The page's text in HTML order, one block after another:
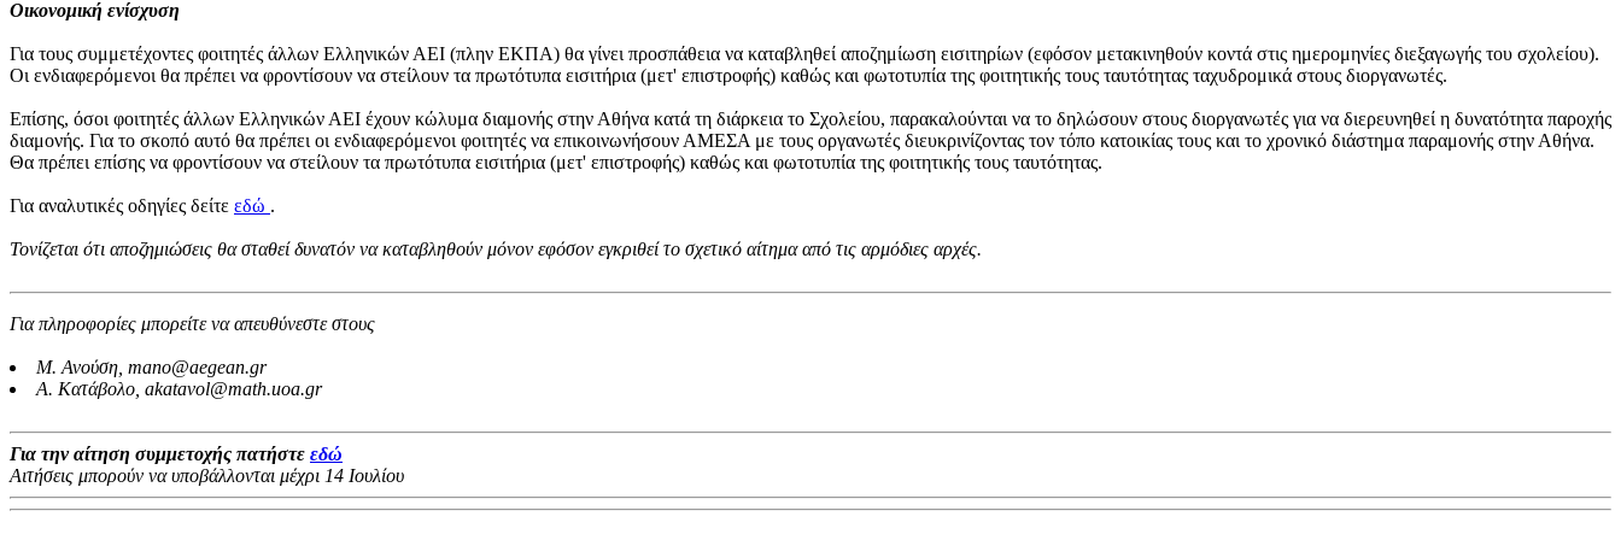
Οικονομική ενίσχυση
Για τους συμμετέχοντες φοιτητές άλλων Ελληνικών ΑΕΙ (πλην ΕΚΠΑ) θα γίνει προσπάθεια να καταβληθεί αποζημίωση εισιτηρίων (εφόσον μετακινηθούν κοντά στις ημερομηνίες διεξαγωγής του σχολείου).
Οι ενδιαφερόμενοι θα πρέπει να φροντίσουν να στείλουν τα πρωτότυπα εισιτήρια (μετ' επιστροφής) καθώς και φωτοτυπία της φοιτητικής τους ταυτότητας ταχυδρομικά στους διοργανωτές.
Επίσης, όσοι φοιτητές άλλων Ελληνικών ΑΕΙ έχουν κώλυμα διαμονής στην Αθήνα κατά τη διάρκεια το Σχολείου, παρακαλούνται να το δηλώσουν στους διοργανωτές για να διερευνηθεί η δυνατότητα παροχής
διαμονής. Για το σκοπό αυτό θα πρέπει οι ενδιαφερόμενοι φοιτητές να επικοινωνήσουν ΑΜΕΣΑ με τους οργανωτές διευκρινίζοντας τον τόπο κατοικίας τους και το χρονικό διάστημα παραμονής στην Αθήνα.
Θα πρέπει επίσης να φροντίσουν να στείλουν τα πρωτότυπα εισιτήρια (μετ' επιστροφής) καθώς και φωτοτυπία της φοιτητικής τους ταυτότητας.
Για αναλυτικές οδηγίες δείτε εδώ .
Τονίζεται ότι αποζημιώσεις θα σταθεί δυνατόν να καταβληθούν μόνον εφόσον εγκριθεί το σχετικό αίτημα από τις αρμόδιες αρχές.
Για πληροφορίες μπορείτε να απευθύνεστε στους
Μ. Ανούση, mano@aegean.gr
Α. Κατάβολο, akatavol@math.uoa.gr
Για την αίτηση συμμετοχής πατήστε εδώ
Αιτήσεις μπορούν να υποβάλλονται μέχρι 14 Ιουλίου